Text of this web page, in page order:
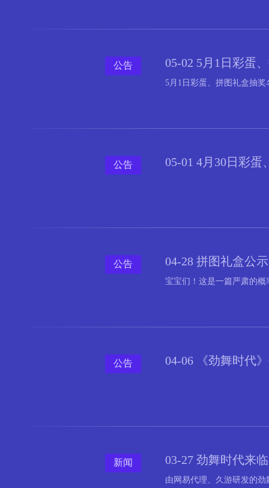
05-02 5月1日彩蛋
5月1日彩蛋、拼图礼盒抽奖
公告
05-01 4月30日彩
公告
04-28 拼图礼盒公示
宝宝们！这是一篇严肃的概
公告
04-06 《劲舞时代
公告
03-27 劲舞时代来
由网易代理、久游研发的
新闻